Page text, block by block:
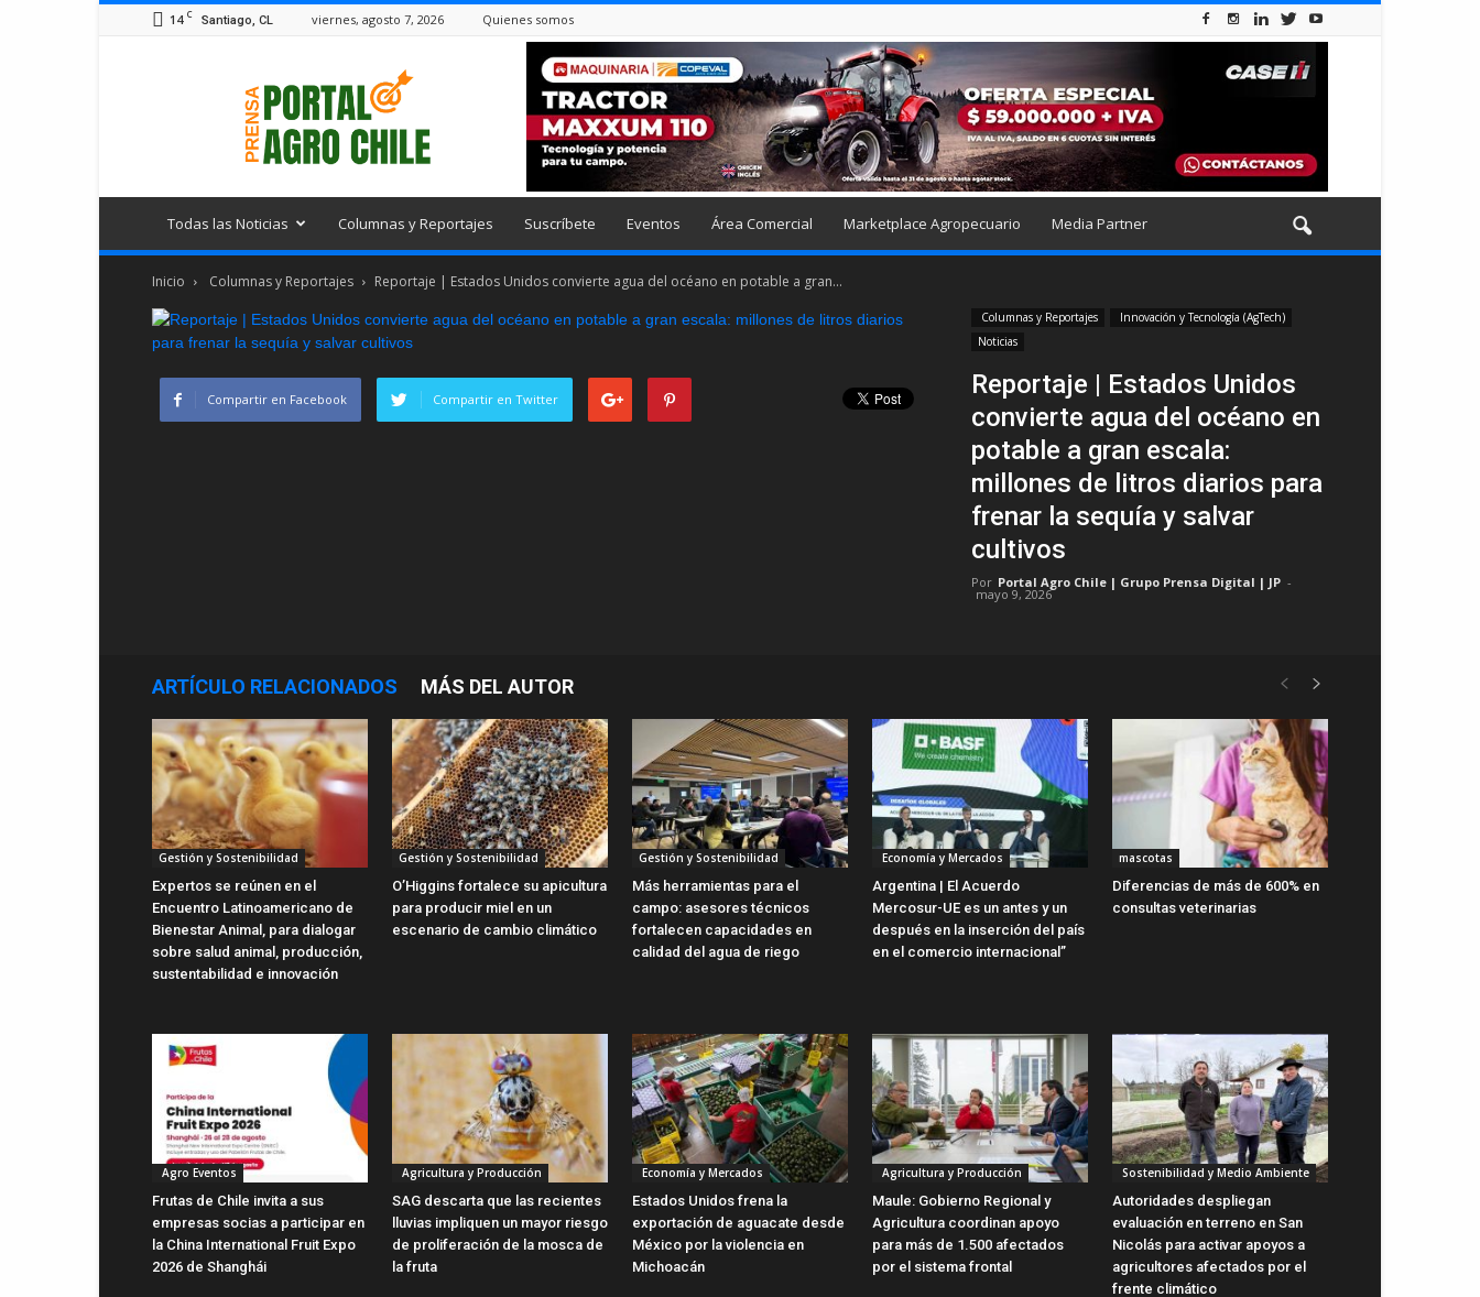
14 C Santiago, CL viernes, agosto 7, 2026 Quienes somos
Todas las Noticias Columnas y Reportajes Suscríbete Eventos Área Comercial Marketplace Agropecuario Media Partner
Inicio Columnas y Reportajes Reportaje | Estados Unidos convierte agua del océano en potable a gran...
Columnas y Reportajes
Innovación y Tecnología (AgTech)
Noticias
Reportaje | Estados Unidos
convierte agua del océano en
potable a gran escala:
millones de litros diarios para
frenar la sequía y salvar
cultivos
Por Portal Agro Chile | Grupo Prensa Digital | JP -
mayo 9, 2026
Compartir en Facebook Compartir en Twitter
ARTÍCULO RELACIONADOS MÁS DEL AUTOR
Gestión y Sostenibilidad
Expertos se reúnen en el
Encuentro Latinoamericano de
Bienestar Animal, para dialogar
sobre salud animal, producción,
sustentabilidad e innovación
Gestión y Sostenibilidad
O’Higgins fortalece su apicultura
para producir miel en un
escenario de cambio climático
Gestión y Sostenibilidad
Más herramientas para el
campo: asesores técnicos
fortalecen capacidades en
calidad del agua de riego
Economía y Mercados
Argentina | El Acuerdo
Mercosur-UE es un antes y un
después en la inserción del país
en el comercio internacional”
mascotas
Diferencias de más de 600% en
consultas veterinarias
Agro Eventos
Frutas de Chile invita a sus
empresas socias a participar en
la China International Fruit Expo
2026 de Shanghái
Agricultura y Producción
SAG descarta que las recientes
lluvias impliquen un mayor riesgo
de proliferación de la mosca de
la fruta
Economía y Mercados
Estados Unidos frena la
exportación de aguacate desde
México por la violencia en
Michoacán
Agricultura y Producción
Maule: Gobierno Regional y
Agricultura coordinan apoyo
para más de 1.500 afectados
por el sistema frontal
Sostenibilidad y Medio Ambiente
Autoridades despliegan
evaluación en terreno en San
Nicolás para activar apoyos a
agricultores afectados por el
frente climático